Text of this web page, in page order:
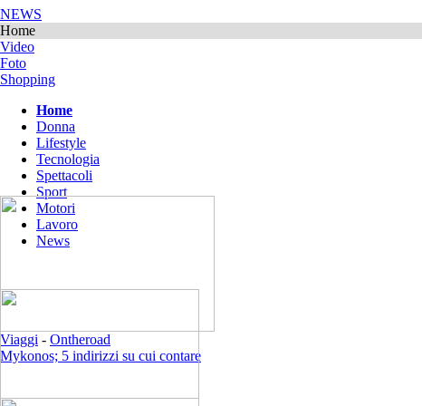
NEWS
Home
Video
Foto
Shopping
Home
Donna
Lifestyle
Tecnologia
Spettacoli
Sport
Motori
Lavoro
News
Viaggi - Ontheroad
Mykonos; 5 indirizzi su cui contare